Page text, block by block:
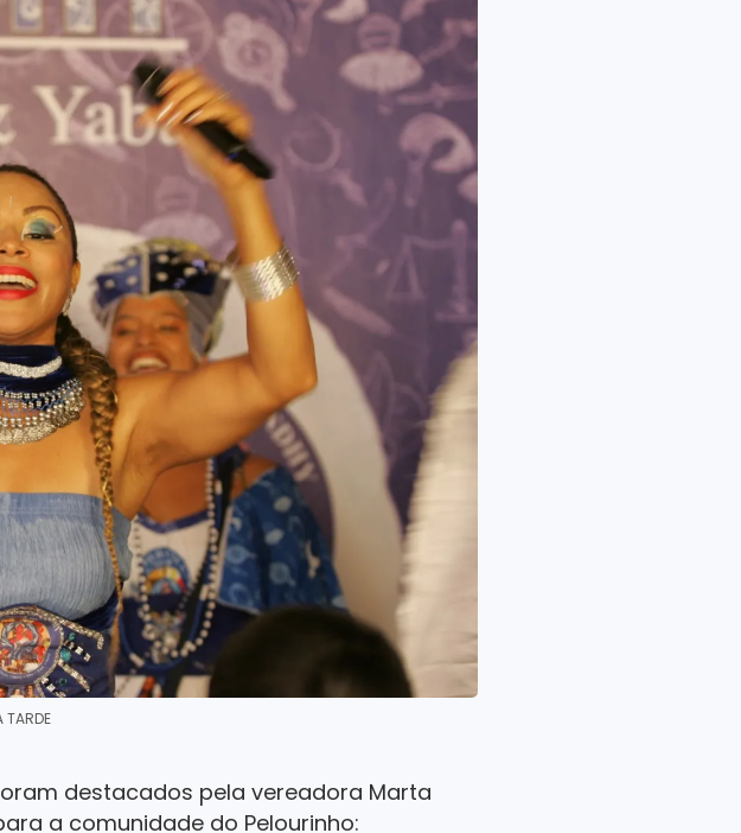
destacados pela vereadora Marta
a comunidade do Pelourinho: